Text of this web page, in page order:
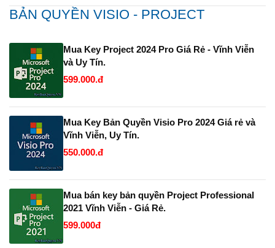
BẢN QUYỀN VISIO - PROJECT
Mua Key Project 2024 Pro Giá Rẻ - Vĩnh Viễn
và Uy Tín.
599.000.đ
Mua Key Bản Quyền Visio Pro 2024 Giá rẻ và
Vĩnh Viễn, Uy Tín.
550.000.đ
Mua bán key bản quyền Project Professional
2021 Vĩnh Viễn - Giá Rẻ.
599.000đ